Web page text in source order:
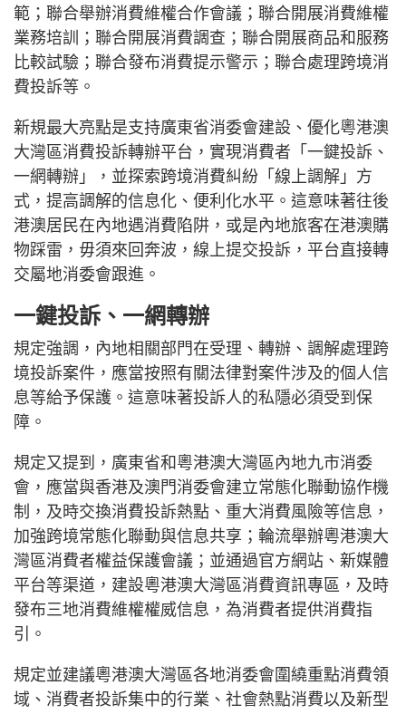
範；聯合舉辦消費維權合作會議；聯合開展消費維權
業務培訓；聯合開展消費調查；聯合開展商品和服務
比較試驗；聯合發布消費提示警示；聯合處理跨境消
費投訴等。
新規最大亮點是支持廣東省消委會建設、優化粵港澳
大灣區消費投訴轉辦平台，實現消費者「一鍵投訴、
一網轉辦」，並探索跨境消費糾紛「線上調解」方
式，提高調解的信息化、便利化水平。這意味著往後
港澳居民在內地遇消費陷阱，或是內地旅客在港澳購
物踩雷，毋須來回奔波，線上提交投訴，平台直接轉
交屬地消委會跟進。
一鍵投訴、一網轉辦
規定強調，內地相關部門在受理、轉辦、調解處理跨
境投訴案件，應當按照有關法律對案件涉及的個人信
息等給予保護。這意味著投訴人的私隱必須受到保
障。
規定又提到，廣東省和粵港澳大灣區內地九市消委
會，應當與香港及澳門消委會建立常態化聯動協作機
制，及時交換消費投訴熱點、重大消費風險等信息，
加強跨境常態化聯動與信息共享；輪流舉辦粵港澳大
灣區消費者權益保護會議；並通過官方網站、新媒體
平台等渠道，建設粵港澳大灣區消費資訊專區，及時
發布三地消費維權權威信息，為消費者提供消費指
引。
規定並建議粵港澳大灣區各地消委會圍繞重點消費領
域、消費者投訴集中的行業、社會熱點消費以及新型